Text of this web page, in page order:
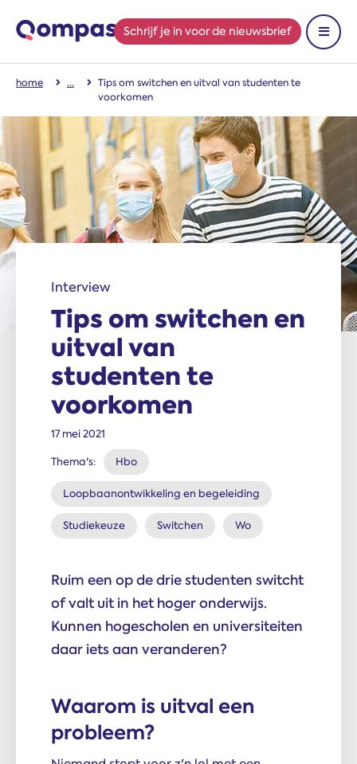
Schrijf je in voor de nieuwsbrief
Toon
home
Tips om switchen en uitval van studenten te
voorkomen
Interview
Tips om switchen en
uitval van
studenten te
voorkomen
17 mei 2021
Thema's: Hbo
Loopbaanontwikkeling en begeleiding
Studiekeuze Switchen Wo
Ruim een op de drie studenten switcht
of valt uit in het hoger onderwijs.
Kunnen hogescholen en universiteiten
daar iets aan veranderen?
Waarom is uitval een
probleem?